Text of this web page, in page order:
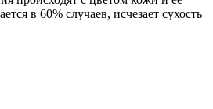
в 60% случаев, исчезает сухость